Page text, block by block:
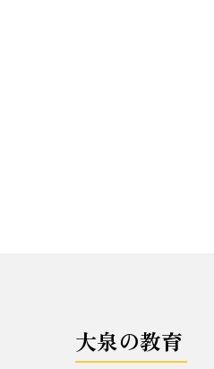
大泉の教育